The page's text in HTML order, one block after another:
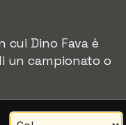
Dino Fava è
un campionato o